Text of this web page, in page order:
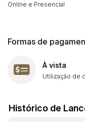
Online e Presencial
Formas de
À vista
Utilização de
Histórico de